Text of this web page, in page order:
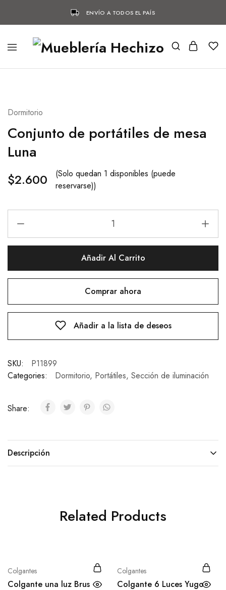
ENVÍO A TODOS EL PAÍS
Dormitorio
Conjunto de portátiles de mesa
Luna
$2.600
(Solo quedan 1 disponibles (puede
reservarse))
Añadir Al Carrito
Comprar ahora
Añadir a la lista de deseos
SKU:
P11899
Categories:
Dormitorio, Portátiles, Sección de iluminación
Share:
Descripción
Related Products
Colgantes
Colgante una luz Brus
Colgantes
Colgante 6 Luces Yugo